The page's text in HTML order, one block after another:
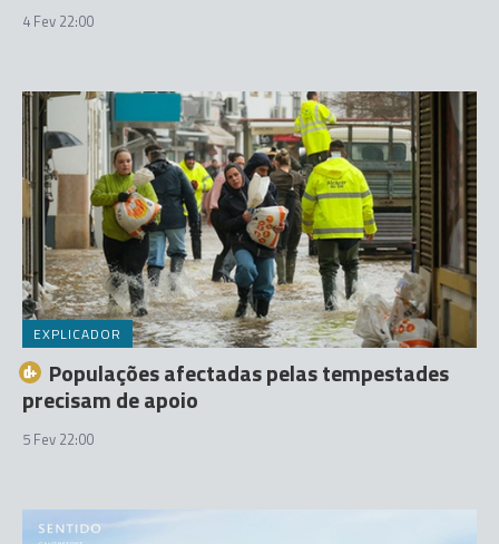
4 Fev 22:00
EXPLICADOR
Populações afectadas pelas tempestades
precisam de apoio
5 Fev 22:00